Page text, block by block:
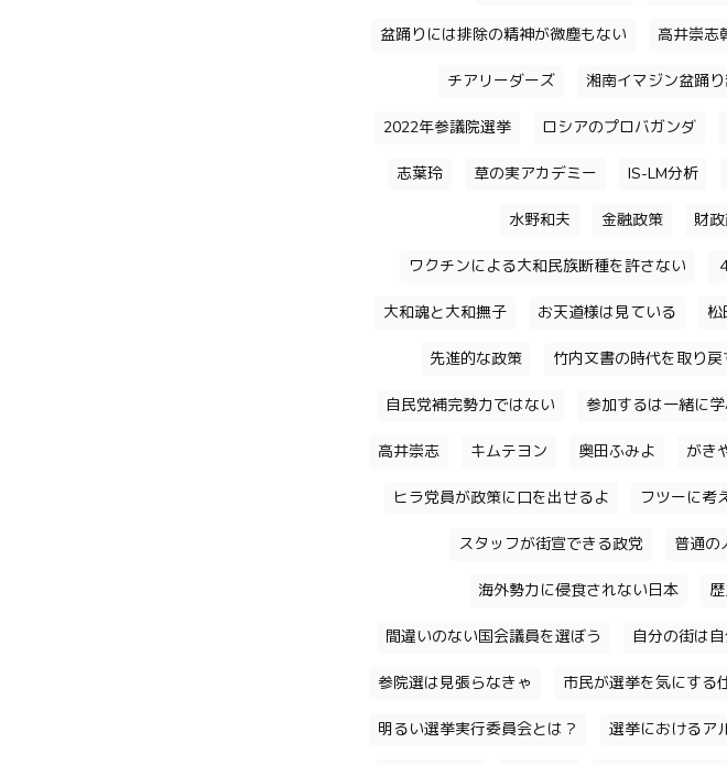
盆踊りには排除の精神が微塵もない 高井崇志
チアリーダーズ 湘南イマジン盆踊
2022年参議院選挙 ロシアのプロバガンダ
志葉玲 草の実アカデミー IS-LM分析
水野和夫 金融政策 財
ワクチンによる大和民族断種を許さない
大和魂と大和撫子 お天道様は見ている 松
先進的な政策 竹内文書の時代を取り戻
自民党補完勢力ではない 参加するは一緒に
高井崇志 キムテヨン 奥田ふみよ がき
ヒラ党員が政策に口を出せるよ フツーに考
スタッフが街宣できる政党 普通の
海外勢力に侵食されない日本
間違いのない国会議員を選ぼう 自分の街は
参院選は見張らなきゃ 市民が選挙を気にする
明るい選挙実行委員会とは？ 選挙におけるア